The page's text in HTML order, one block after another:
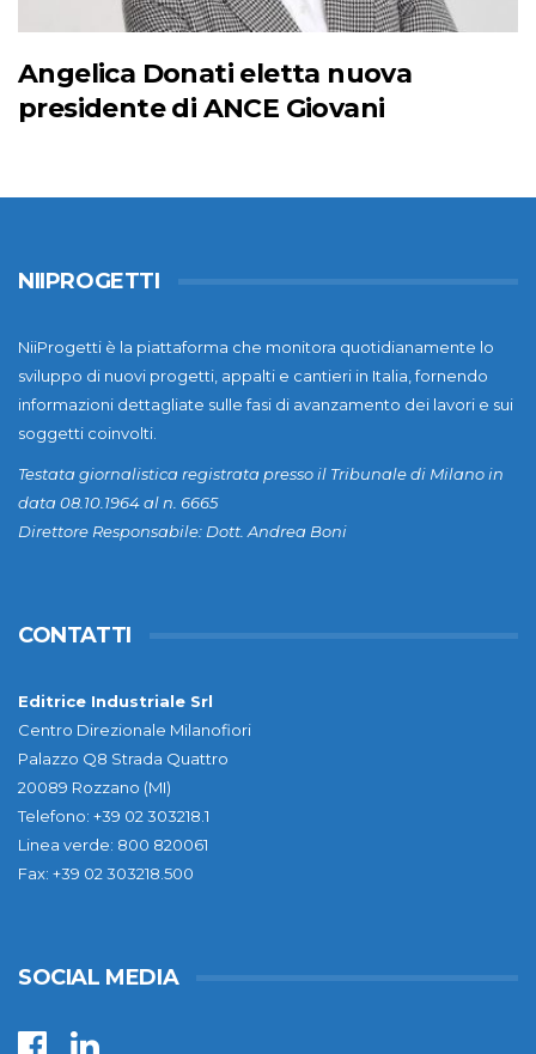
Angelica Donati eletta nuova
presidente di ANCE Giovani
NIIPROGETTI
NiiProgetti è la piattaforma che monitora quotidianamente lo
sviluppo di nuovi progetti, appalti e cantieri in Italia, fornendo
informazioni dettagliate sulle fasi di avanzamento dei lavori e sui
soggetti coinvolti.
Testata giornalistica registrata presso il Tribunale di Milano in
data 08.10.1964 al n. 6665
Direttore Responsabile: Dott. Andrea Boni
CONTATTI
Editrice Industriale Srl
Centro Direzionale Milanofiori
Palazzo Q8 Strada Quattro
20089 Rozzano (MI)
Telefono: +39 02 303218.1
Linea verde: 800 820061
Fax: +39 02 303218.500
SOCIAL MEDIA